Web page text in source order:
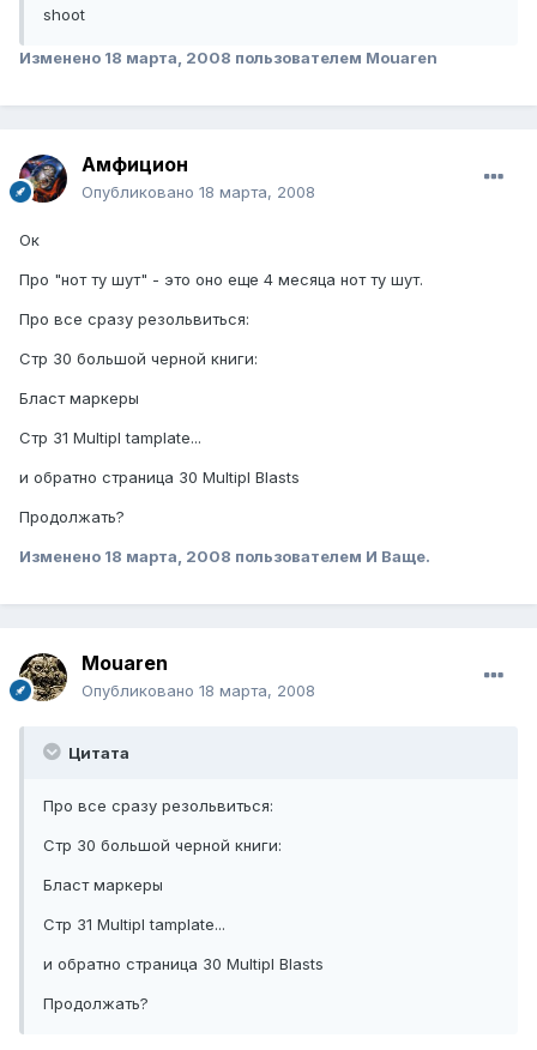
shoot
Изменено 18 марта, 2008 пользователем Mouaren
Амфицион
Опубликовано 18 марта, 2008
Ок
Про "нот ту шут" - это оно еще 4 месяца нот ту шут.
Про все сразу резольвиться:
Стр 30 большой черной книги:
Бласт маркеры
Стр 31 Multipl tamplate...
и обратно страница 30 Multipl Blasts
Продолжать?
Изменено 18 марта, 2008 пользователем И Ваще.
Mouaren
Опубликовано 18 марта, 2008
Цитата
Про все сразу резольвиться:
Стр 30 большой черной книги:
Бласт маркеры
Стр 31 Multipl tamplate...
и обратно страница 30 Multipl Blasts
Продолжать?